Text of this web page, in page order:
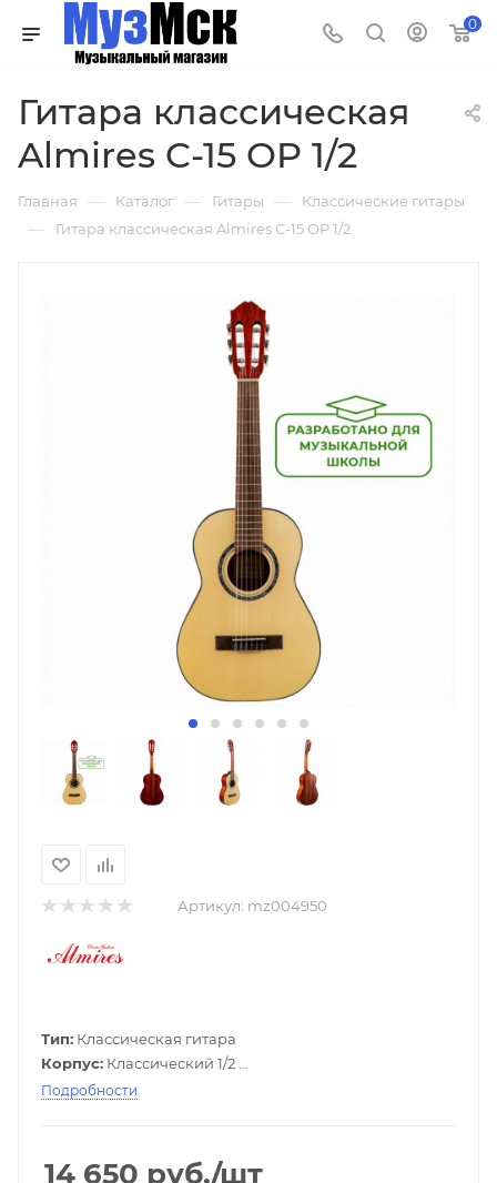
0
Гитара классическая
Almires C-15 OP 1/2
Главная — Каталог — Гитары — Классические гитары
— Гитара классическая Almires C-15 OP 1/2
Артикул: mz004950
Тип: Классическая гитара
Корпус: Классический 1/2
Верхняя дека:
Накладка: Палисандр
Подробности
14 650 руб./шт